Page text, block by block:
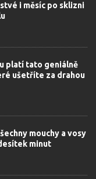
i měsíc po sklizni
platí tato geniálně
ušetříte za drahou
mouchy a vosy
minut